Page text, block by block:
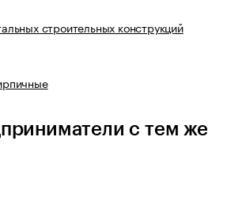
строительных конструкций
с тем же